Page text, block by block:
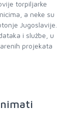
torpiljarke
a neke su
Jugoslavije.
i službe, u
projekata